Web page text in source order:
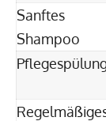
Sanftes
Shampoo